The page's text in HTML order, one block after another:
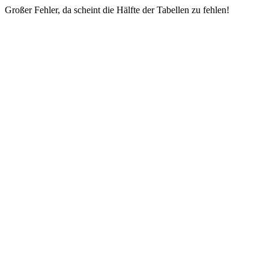
Großer Fehler, da scheint die Hälfte der Tabellen zu fehlen!